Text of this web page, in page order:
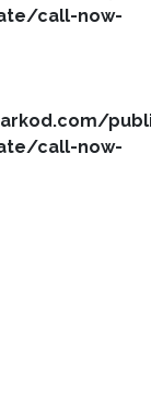
call-now-
call-now-